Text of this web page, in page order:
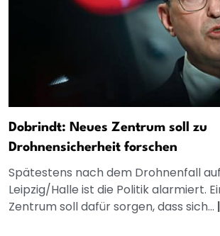
Dobrindt: Neues Zentrum soll zu
Drohnensicherheit forschen
Spätestens nach dem Drohnenfall
Leipzig/Halle ist die Politik alarmiert.
Zentrum soll dafür sorgen, dass sich... |